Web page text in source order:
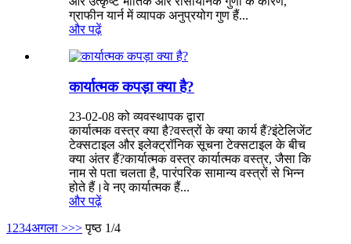
ग्राफीन यार्न में व्यापक अनुप्रयोग गुण हैं...
और पढ़ें
कार्यात्मक कपड़ा क्या है?
23-02-08 को व्यवस्थापक द्वारा
कार्यात्मक वस्त्र क्या है?वस्त्रों के क्या कार्य हैं?इंटेलिजेंट
टेक्सटाइल और इलेक्ट्रॉनिक सूचना टेक्सटाइल के बीच
क्या अंतर हैं?कार्यात्मक वस्त्र कार्यात्मक वस्त्र, जैसा कि
नाम से पता चलता है, पारंपरिक सामान्य वस्त्रों से भिन्न
होते हैं।वे नए कार्यात्मक हैं...
और पढ़ें
1 234अगला >>> पृष्ठ 1/4